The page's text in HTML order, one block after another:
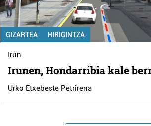
GIZARTEA HIRIGINTZA
Irun
Irunen, Hondarribia kale
Urko Etxebeste Petrirena